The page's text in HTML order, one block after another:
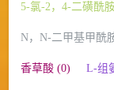
5-氯-2，4-二磺酰
N，N-二甲基甲酰
香草酸 (0) L-组